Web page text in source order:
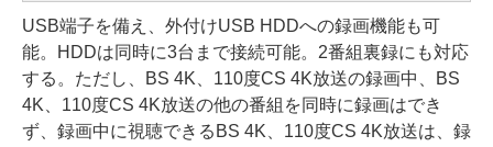
USB端子を備え、外付けUSB HDDへの録画機能も可
能。HDDは同時に3台まで接続可能。2番組裏録にも対応
する。ただし、BS 4K、110度CS 4K放送の録画中、BS
4K、110度CS 4K放送の他の番組を同時に録画はでき
ず、録画中に視聴できるBS 4K、110度CS 4K放送は、録